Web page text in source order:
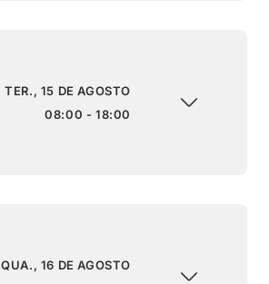
TER., 15 DE AGOSTO
08:00 - 18:00
QUA., 16 DE AGOSTO